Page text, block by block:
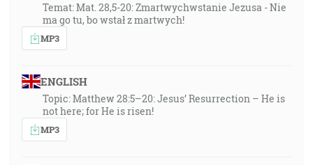
Temat: Mat. 28,5-20: Zmartwychwstanie Jezusa - Nie
ma go tu, bo wstał z martwych!
MP3
ENGLISH
Topic: Matthew 28:5–20: Jesus’ Resurrection – He is
not here; for He is risen!
MP3